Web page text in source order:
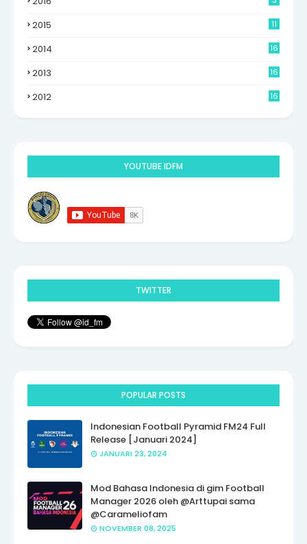
2015 11
2014
16
2013
16
2012
16
YOUTUBE IDFM
TWITTER
POPULAR POSTS
Indonesian Football Pyramid FM24 Full
Release [Januari 2024]
JANUARI 23, 2024
Mod Bahasa Indonesia di gim Football
Manager 2026 oleh @Arttupai sama
@Carameliofam
NOVEMBER 08, 2025